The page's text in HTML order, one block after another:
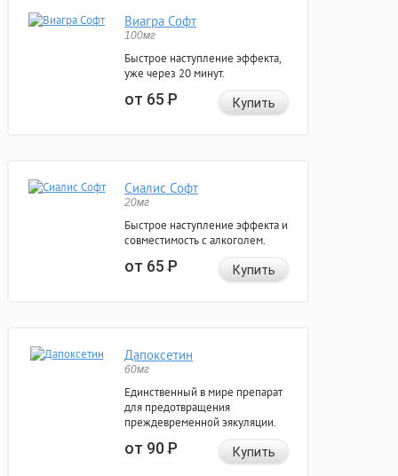
Виагра Софт
100мг
Быстрое наступление эффекта,
уже через 20 минут.
от 65Р Купить
Сиалис Софт
20мг
Быстрое наступление эффекта и
совместимость с алкоголем.
от 65Р Купить
Дапоксетин
60мг
Единственный в мире препарат
для предотвращения
преждевременной эякуляции.
от 90Р Купить